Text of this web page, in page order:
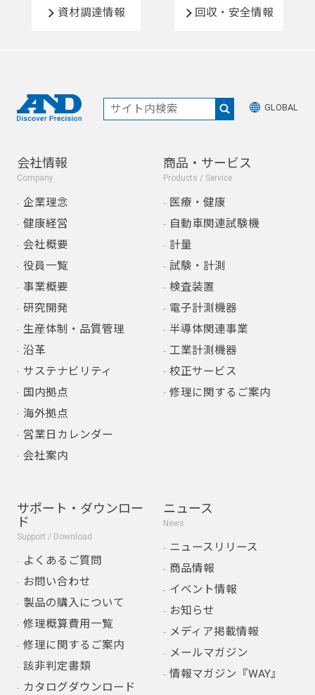
資材調達情報 回収・安全情報
GLOBAL
会社情報
Company
企業理念
健康経営
会社概要
役員一覧
事業概要
研究開発
生産体制・品質管理
沿革
サステナビリティ
国内拠点
海外拠点
営業日カレンダー
会社案内
商品・サービス
Products / Service
医療・健康
自動車関連試験機
計量
試験・計測
検査装置
電子計測機器
半導体関連事業
工業計測機器
校正サービス
修理に関するご案内
サポート・ダウンロー
ド
Support / Download
よくあるご質問
お問い合わせ
製品の購入について
修理概算費用一覧
修理に関するご案内
該非判定書類
カタログダウンロード
ニュース
News
ニュースリリース
商品情報
イベント情報
お知らせ
メディア掲載情報
メールマガジン
情報マガジン『WAY』